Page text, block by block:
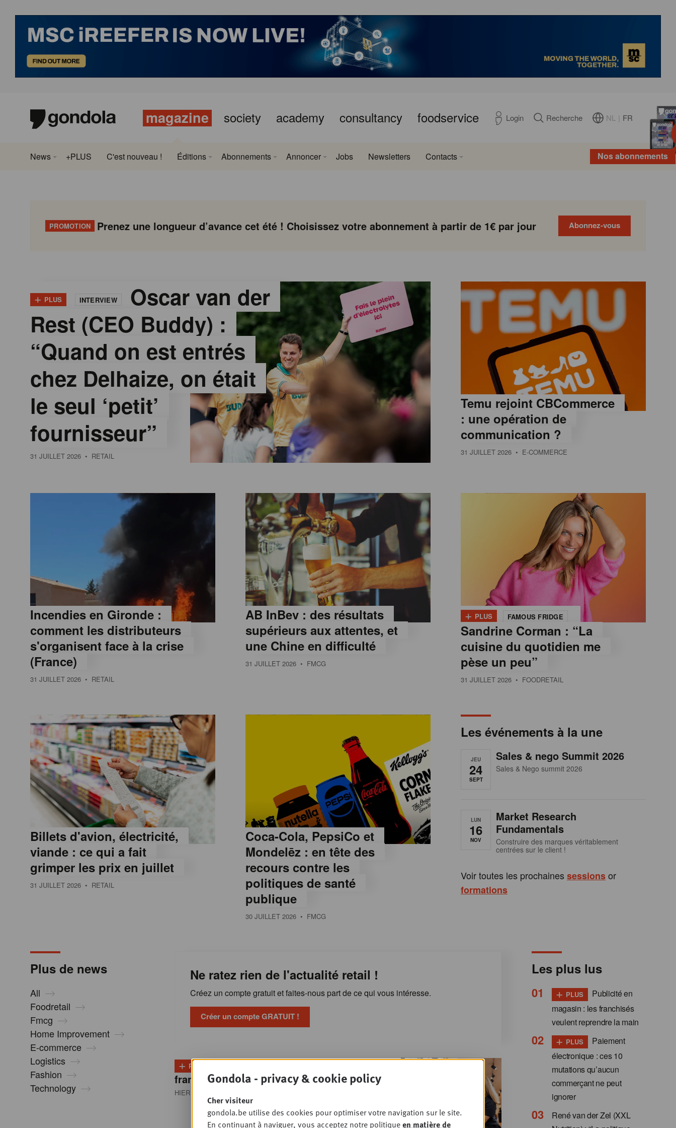
magazine society academy consultancy foodservice Login Recherche NL FR
Nos abonnements
News +PLUS C'est nouveau ! Éditions Abonnements Annoncer Jobs Newsletters Contacts
PROMOTION Prenez une longueur d’avance cet été ! Choisissez votre abonnement à partir de 1€ par jour Abonnez-vous
+ PLUS INTERVIEW
Oscar van der
Rest (CEO Buddy) :
“Quand on est entrés
chez Delhaize, on était
le seul ‘petit’
fournisseur”
31 JUILLET 2026 • RETAIL
Temu rejoint CBCommerce
: une opération de
communication ?
31 JUILLET 2026 • E-COMMERCE
Incendies en Gironde :
comment les distributeurs
s'organisent face à la crise
(France)
31 JUILLET 2026 • RETAIL
AB InBev : des résultats
supérieurs aux attentes, et
une Chine en difficulté
31 JUILLET 2026 • FMCG
+ PLUS FAMOUS FRIDGE
Sandrine Corman : “La
cuisine du quotidien me
pèse un peu”
31 JUILLET 2026 • FOODRETAIL
Billets d'avion, électricité,
viande : ce qui a fait
grimper les prix en juillet
31 JUILLET 2026 • RETAIL
Coca-Cola, PepsiCo et
Mondelēz : en tête des
recours contre les
politiques de santé
publique
30 JUILLET 2026 • FMCG
Les événements à la une
JEU
24
SEPT
Sales & nego Summit 2026
Sales & Nego summit 2026
LUN
16
NOV
Market Research
Fundamentals
Construire des marques véritablement
centrées sur le client !
Voir toutes les prochaines sessionsor
formations
Plus de news
All
Foodretail
Fmcg
Home Improvement
E-commerce
Logistics
Fashion
Technology
Ne ratez rien de l'actualité retail !
Créez un compte gratuit et faites-nous part de ce qui vous intéresse.
Créer un compte GRATUIT !
+ PLUS
Publicité en magasin : les
franchisés veulent reprendre la main
HIER 08:30
Les plus lus
+ PLUS
Publicité en
magasin : les franchisés
veulent reprendre la main
+ PLUS
Paiement
électronique : ces 10
mutations qu’aucun
commerçant ne peut
ignorer
René van der Zel (XXL
Gondola - privacy & cookie policy
Cher visiteur
gondola.be utilise des cookies pour optimiser votre navigation sur le site.
En continuant à naviguer, vous acceptez notre politiqueen matière de